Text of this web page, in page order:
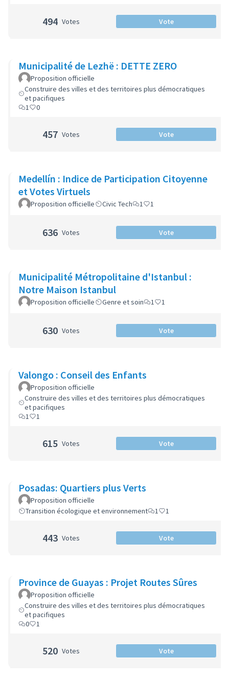
494 Votes Vote
Municipalité de Lezhë : DETTE ZERO
Proposition officielle
Construire des villes et des territoires plus démocratiques
et pacifiques
1
0
457 Votes Vote
Medellín : Indice de Participation Citoyenne
et Votes Virtuels
Proposition officielle Civic Tech 1 1
636 Votes Vote
Municipalité Métropolitaine d'Istanbul :
Notre Maison Istanbul
Proposition officielle Genre et soin 1 1
630 Votes Vote
Valongo : Conseil des Enfants
Proposition officielle
Construire des villes et des territoires plus démocratiques
et pacifiques
1
1
615 Votes Vote
Posadas: Quartiers plus Verts
Proposition officielle
Transition écologique et environnement
1 1
443 Votes Vote
Province de Guayas : Projet Routes Sûres
Proposition officielle
Construire des villes et des territoires plus démocratiques
et pacifiques
0
1
520 Votes Vote